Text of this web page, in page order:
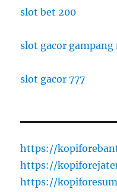
slot bet 200
slot gacor gampang
slot gacor 777
https://
https://
https://